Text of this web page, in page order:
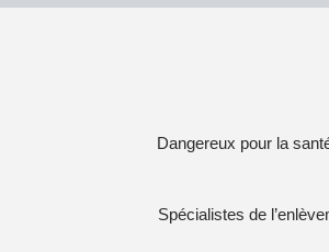
Dangereux pour la
Spécialistes de